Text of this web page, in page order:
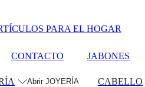
PARA EL HOGAR
CONTACTO JABONES
Abrir JOYERÍA CABELLO